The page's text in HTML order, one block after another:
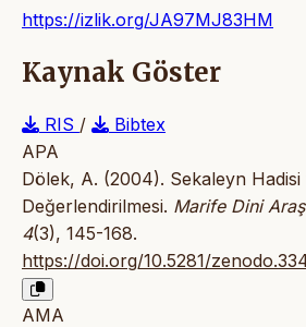
https://izlik.org/JA97MJ83HM
Kaynak Göster
RIS /
Bibtex
APA
Dölek, A. (2004). Sekaleyn Hadisi
Değerlendirilmesi. Marife Dini
4(3), 145-168.
https://doi.org/10.5281/
AMA